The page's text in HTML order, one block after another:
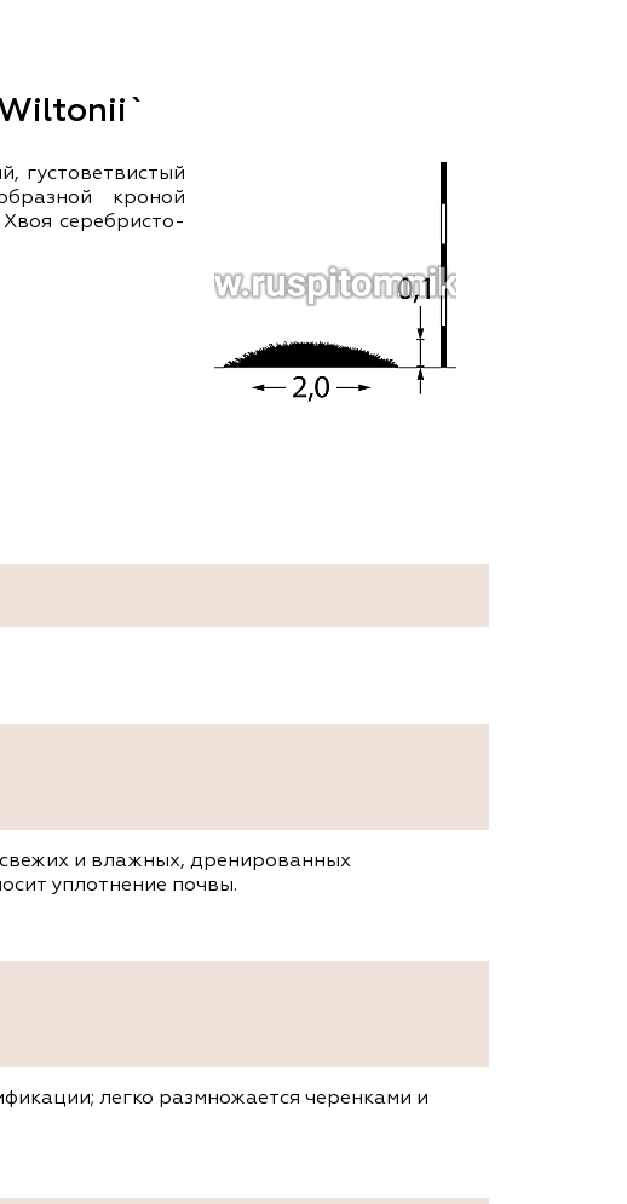
густоветвистый
кроной
серебристо-
свежих и влажных, дренированных
уплотнение почвы.
легко размножается черенками и